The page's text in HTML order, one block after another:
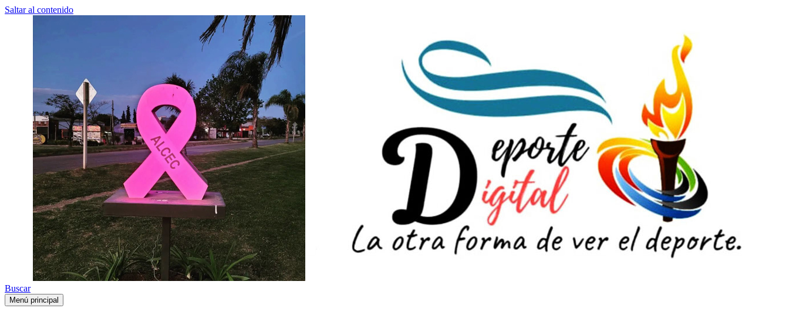
Saltar al contenido
Buscar
Menú principal